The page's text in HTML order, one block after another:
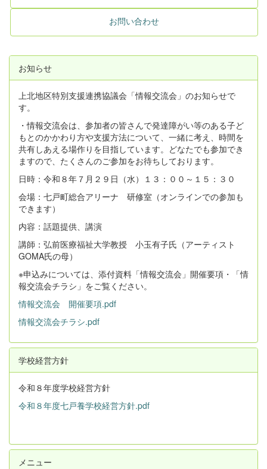
お問い合わせ
お知らせ
上北地区特別支援連携協議会「情報交流会」のお知らせで
す。
・情報交流会は、参加者の皆さんで発達障がい等のある子ど
もとのかかわり方や支援方法について、一緒に考え、時間を
共有しあえる場作りを目指しています。どなたでも参加でき
ますので、たくさんのご参加をお待ちしております。
日時：令和８年７月２９日（水）１３：００～１５：３０
会場：七戸町総合アリーナ 研修室（オンラインでの参加も
できます）
内容：話題提供、講演
講師：弘前医療福祉大学教授 小玉有子氏（アーティスト
GOMA氏の母）
※申込みについては、添付資料「情報交流会」開催要項・「情
報交流会チラシ」をご覧ください。
情報交流会 開催要項.pdf
情報交流会チラシ.pdf
学校経営方針
令和８年度学校経営方針
令和８年度七戸養学校経営方針.pdf
メニュー